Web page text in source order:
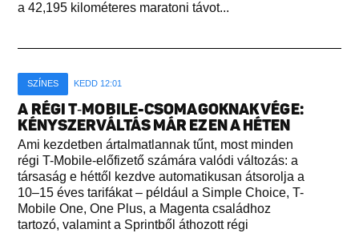
a 42,195 kilométeres maratoni távot...
SZÍNES KEDD 12:01
A RÉGI T‑MOBILE-CSOMAGOKNAK VÉGE:
KÉNYSZERVÁLTÁS MÁR EZEN A HÉTEN
Ami kezdetben ártalmatlannak tűnt, most minden
régi T-Mobile-előfizető számára valódi változás: a
társaság e héttől kezdve automatikusan átsorolja a
10–15 éves tarifákat – például a Simple Choice, T-
Mobile One, One Plus, a Magenta családhoz
tartozó, valamint a Sprintből áthozott régi